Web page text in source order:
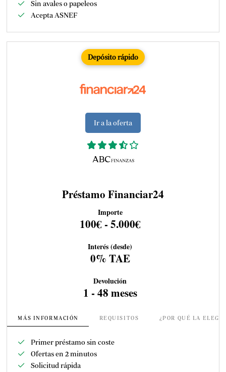
Sin avales o papeleos
Acepta ASNEF
Depósito rápido
Ir a la oferta
Préstamo Financiar24
Importe
100€ - 5.000€
Interés (desde)
0% TAE
Devolución
1 - 48 meses
MÁS INFORMACIÓN REQUISITOS ¿POR QUÉ LA
Primer préstamo sin coste
Ofertas en 2 minutos
Solicitud rápida